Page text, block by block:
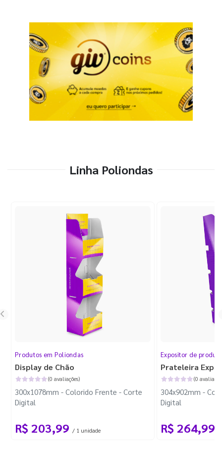
Linha Poliondas
Produtos em Poliondas
Display de Chão
(0 avaliações)
300x1078mm - Colorido Frente - Corte
Digital
R$ 203,99 / 1 unidade
Expositor de
Prateleira
(0
304x902mm -
Digital
R$ 264,99